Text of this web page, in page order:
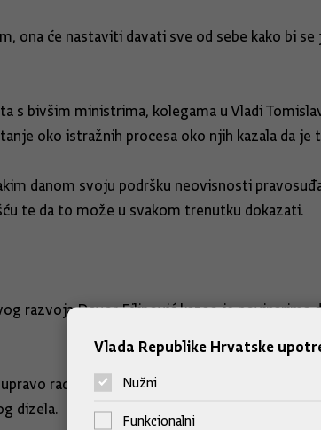
ona će nastaviti davati sve od sebe kako bi
s bivšim ministrima, kolegama u Vladi
oko istražnih procesa oko njih kazala da
danom svoju podršku neovisnosti
te da to može u svakom trenutku dokazati.
razvoja Davor Filipović kazao je novinarima
radi naših poljoprivrednika i ribara",
dizela.
Vlada Republike Hrvatske
Nužni
Funkcionalni